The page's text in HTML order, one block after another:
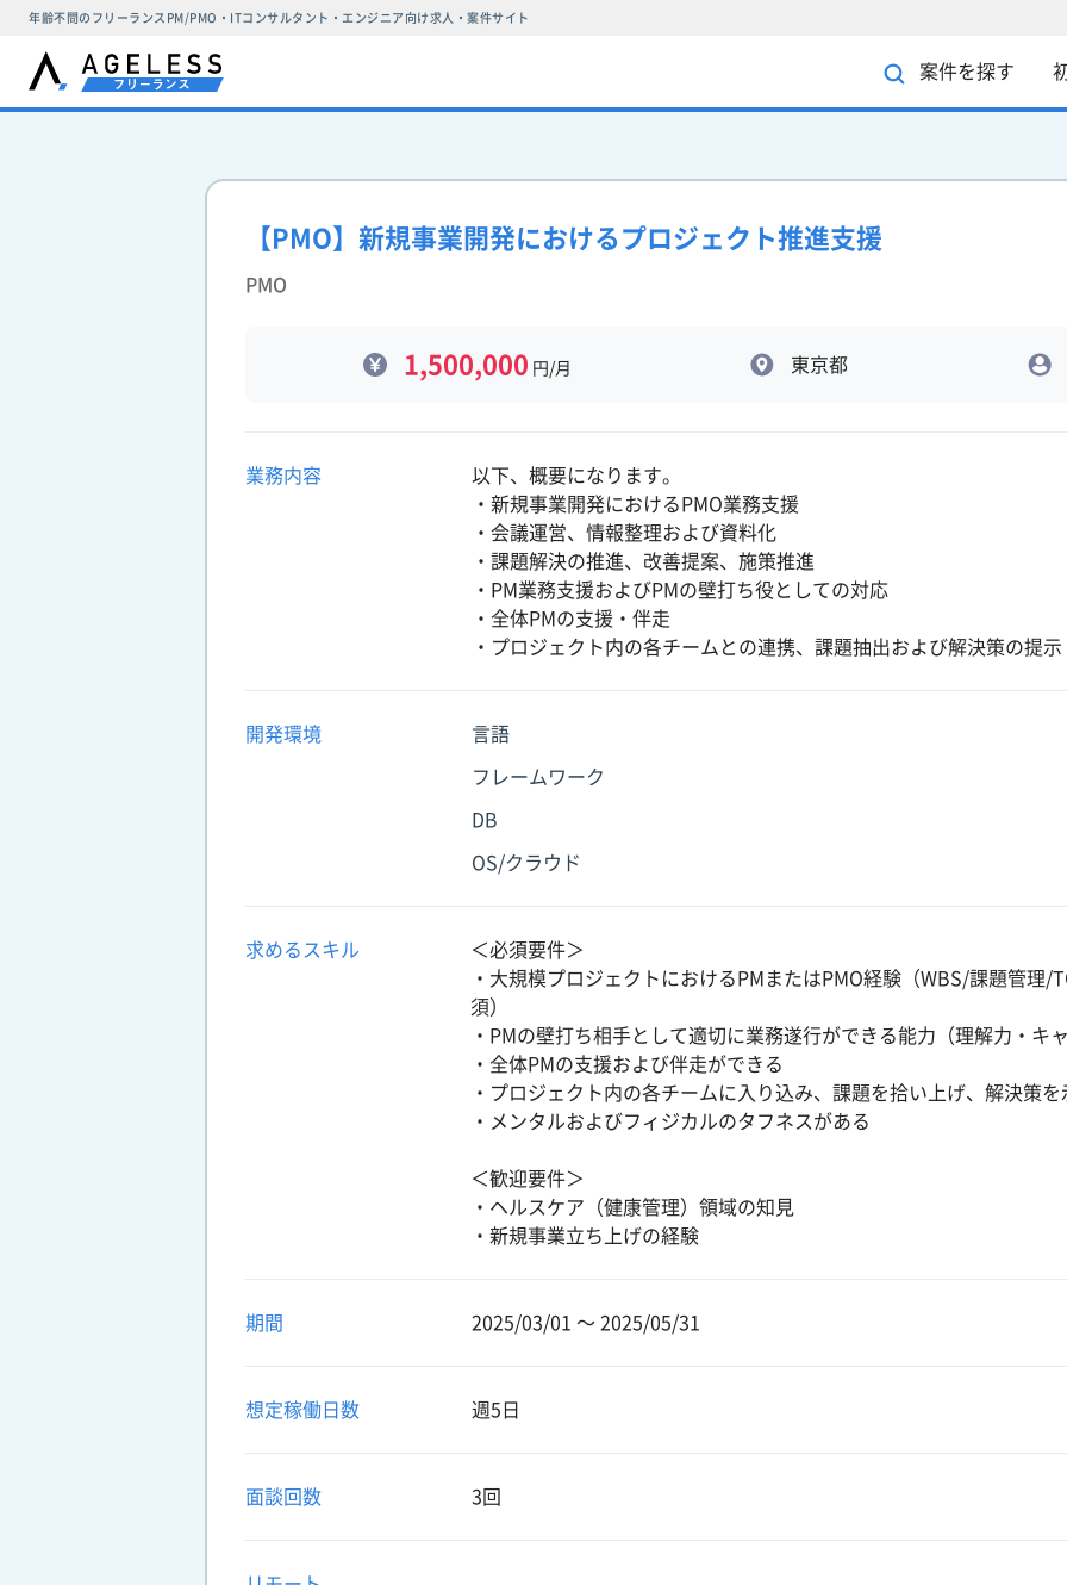
年齢不問のフリーランスPM/PMO・ITコンサルタント・エンジニア向け求人・案件サイト
案件を探す
【PMO】新規事業開発におけるプロジェクト推進支援
PMO
1,500,000 円/月 東京都
業務内容
以下、概要になります。
・新規事業開発におけるPMO業務支援
・会議運営、情報整理および資料化
・課題解決の推進、改善提案、施策推進
・PM業務支援およびPMの壁打ち役としての対応
・全体PMの支援・伴走
・プロジェクト内の各チームとの連携、課題抽出および解決策の提示
開発環境 言語
フレームワーク
DB
OS/クラウド
求めるスキル
＜必須要件＞
・大規模プロジェクトにおけるPMまたはPMO経験（WBS/課題管理/
須）
・PMの壁打ち相手として適切に業務遂行ができる能力（理解力・キ
・全体PMの支援および伴走ができる
・プロジェクト内の各チームに入り込み、課題を拾い上げ、解決策
・メンタルおよびフィジカルのタフネスがある
＜歓迎要件＞
・ヘルスケア（健康管理）領域の知見
・新規事業立ち上げの経験
期間 2025/03/01 〜 2025/05/31
想定稼働日数 週5日
面談回数 3回